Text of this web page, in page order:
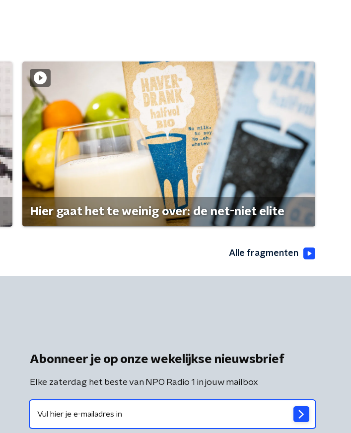
Hier gaat het te weinig over: de net-niet elite
Alle fragmenten
Abonneer je op onze wekelijkse nieuwsbrief
Elke zaterdag het beste van NPO Radio 1 in jouw mailbox